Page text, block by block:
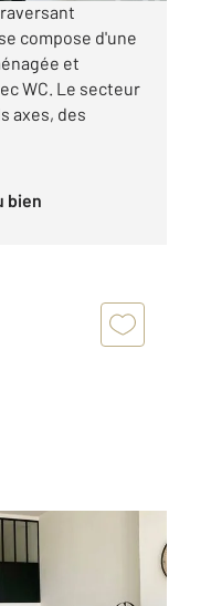
compose d'une
et
WC. Le secteur
axes, des
bien